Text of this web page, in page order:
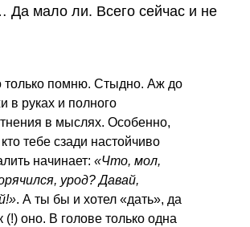
Да мало ли. Всего сейчас и не
только помню. Стыдно. Аж до
в руках и полного
в мыслях. Особенно,
тебе сзади настойчиво
начинает: «Что, мол,
урод? Давай,
. А ты бы и хотел «дать», да
(!) оно. В голове только одна